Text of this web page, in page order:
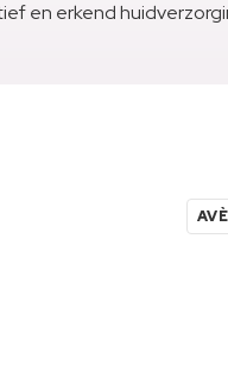
en erkend